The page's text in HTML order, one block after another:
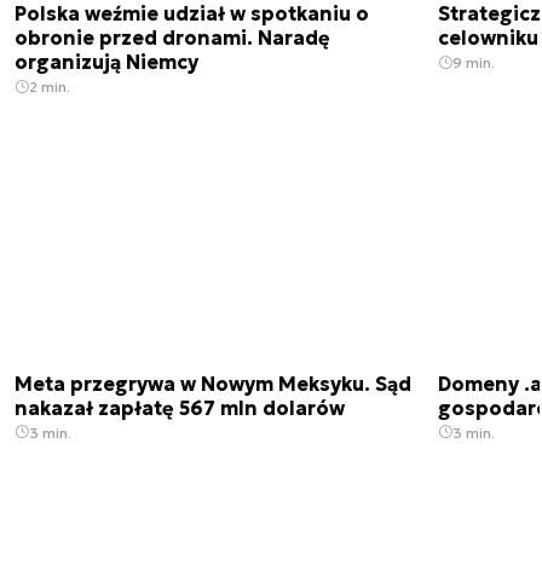
Polska weźmie udział w spotkaniu o
obronie przed dronami. Naradę
organizują Niemcy
2 min.
9 min.
Meta przegrywa w Nowym Meksyku. Sąd
nakazał zapłatę 567 mln dolarów
3 min.
Domeny
3 min.